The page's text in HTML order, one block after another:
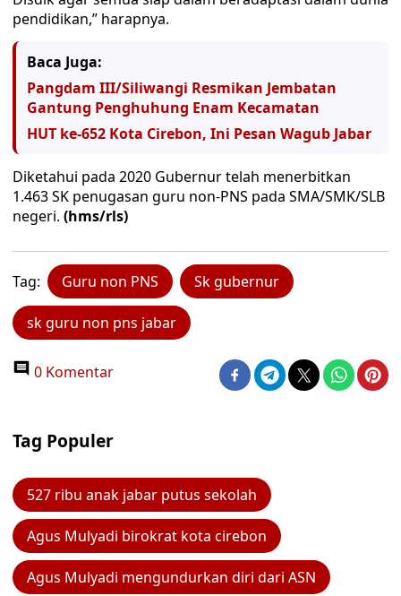
pendidikan,” harapnya.
Baca Juga:
Pangdam III/Siliwangi Resmikan Jembatan
Gantung Penghuhung Enam Kecamatan
HUT ke-652 Kota Cirebon, Ini Pesan Wagub Jabar
Diketahui pada 2020 Gubernur telah menerbitkan
1.463 SK penugasan guru non-PNS pada SMA/SMK/SLB
negeri. (hms/rls)
Tag: Guru non PNS Sk gubernur
sk guru non pns jabar
0 Komentar
Tag Populer
527 ribu anak jabar putus sekolah
Agus Mulyadi birokrat kota cirebon
Agus Mulyadi mengundurkan diri dari ASN